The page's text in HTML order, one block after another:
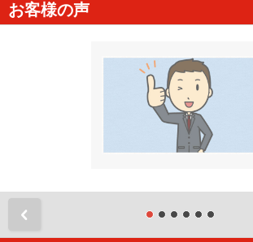
お客様の声